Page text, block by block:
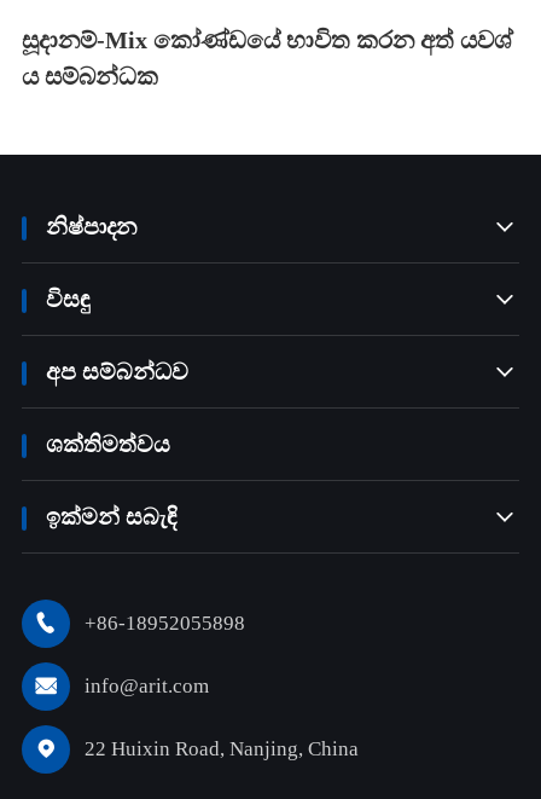
සූදානම්-Mix කෝණ්ඩයේ භාවිත කරන අත් යවශ්
ය සම්බන්ධක
නිෂ්පාදන 
විසඳු 
අප සම්බන්ධව 
ශක්තිමත්වය
ඉක්මන් සබැඳි 
 +86-18952055898
 info@arit.com
 22 Huixin Road, Nanjing, China